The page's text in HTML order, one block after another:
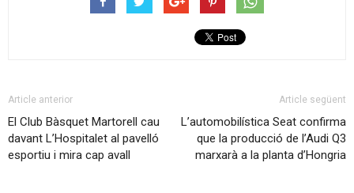
Article anterior
El Club Bàsquet Martorell cau
davant L’Hospitalet al pavelló
esportiu i mira cap avall
Article següent
L’automobilística Seat confirma
que la producció de l’Audi Q3
marxarà a la planta d’Hongria